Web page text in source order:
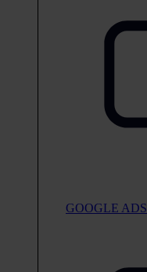
GOOGLE ADS